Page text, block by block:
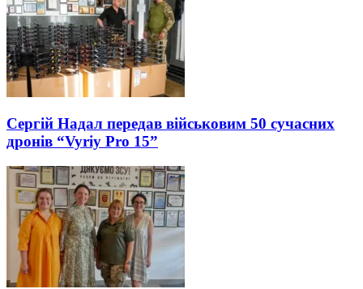
Сергій Надал передав військовим 50 сучасних
дронів “Vyriy Pro 15”